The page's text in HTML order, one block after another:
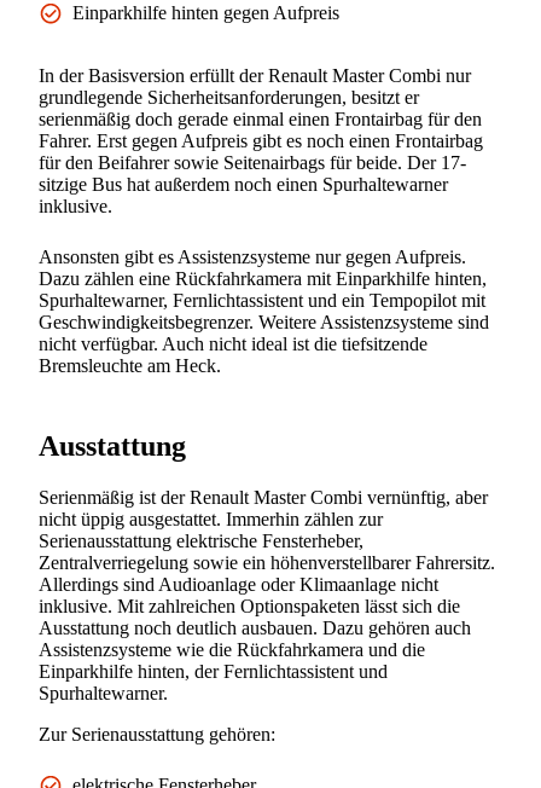
Einparkhilfe hinten gegen Aufpreis
In der Basisversion erfüllt der Renault Master Combi nur
grundlegende Sicherheitsanforderungen, besitzt er
serienmäßig doch gerade einmal einen Frontairbag für den
Fahrer. Erst gegen Aufpreis gibt es noch einen Frontairbag
für den Beifahrer sowie Seitenairbags für beide. Der 17-
sitzige Bus hat außerdem noch einen Spurhaltewarner
inklusive.
Ansonsten gibt es Assistenzsysteme nur gegen Aufpreis.
Dazu zählen eine Rückfahrkamera mit Einparkhilfe hinten,
Spurhaltewarner, Fernlichtassistent und ein Tempopilot mit
Geschwindigkeitsbegrenzer. Weitere Assistenzsysteme sind
nicht verfügbar. Auch nicht ideal ist die tiefsitzende
Bremsleuchte am Heck.
Ausstattung
Serienmäßig ist der Renault Master Combi vernünftig, aber
nicht üppig ausgestattet. Immerhin zählen zur
Serienausstattung elektrische Fensterheber,
Zentralverriegelung sowie ein höhenverstellbarer Fahrersitz.
Allerdings sind Audioanlage oder Klimaanlage nicht
inklusive. Mit zahlreichen Optionspaketen lässt sich die
Ausstattung noch deutlich ausbauen. Dazu gehören auch
Assistenzsysteme wie die Rückfahrkamera und die
Einparkhilfe hinten, der Fernlichtassistent und
Spurhaltewarner.
Zur Serienausstattung gehören: